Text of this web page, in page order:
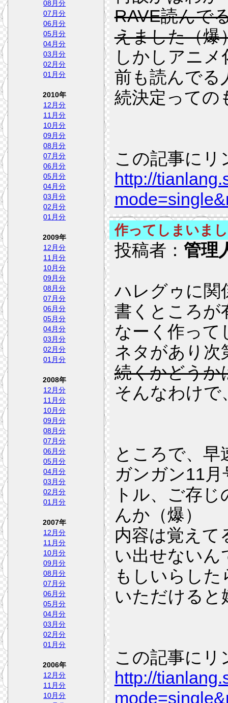
RAVE読んで
えました（爆
しかしアニ
前も読んでる
続決定っての
この記事にリ
http://
作ってしまいま
投稿者： 管理
ハレグゥに関
書くところが
なーく作って
ネタがあり次
続くかどうか
そんなわけで
ところで、早
ガンガン11
トル、ご存
んか（爆）
内容は覚えて
い出せないん
もしいらし
いただけると
この記事にリ
http://
08月分
07月分
06月分
05月分
04月分
03月分
02月分
01月分
2010年
12月分
11月分
10月分
09月分
08月分
07月分
06月分
05月分
04月分
03月分
02月分
01月分
2009年
12月分
11月分
10月分
09月分
08月分
07月分
06月分
05月分
04月分
03月分
02月分
01月分
2008年
12月分
11月分
10月分
09月分
08月分
07月分
06月分
05月分
04月分
03月分
02月分
01月分
2007年
12月分
11月分
10月分
09月分
08月分
07月分
06月分
05月分
04月分
03月分
02月分
01月分
2006年
12月分
11月分
10月分